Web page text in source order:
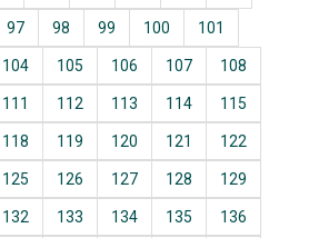
97 98 99 100 101
104 105 106 107 108
111 112 113 114 115
118 119 120 121 122
125 126 127 128 129
132 133 134 135 136